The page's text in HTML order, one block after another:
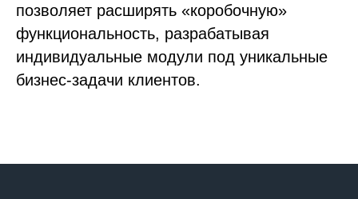
позволяет расширять «коробочную»
функциональность, разрабатывая
индивидуальные модули под уникальные
бизнес-задачи клиентов.